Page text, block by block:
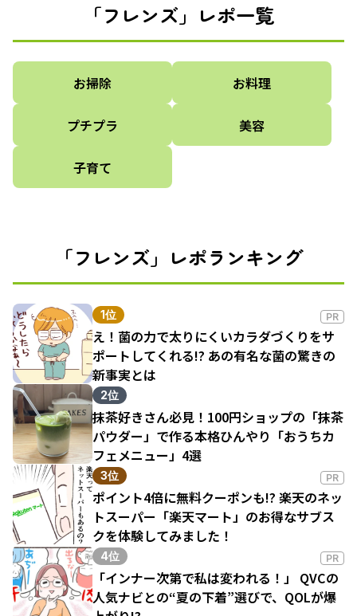
「フレンズ」レポ一覧
お掃除 お料理
プチプラ 美容
子育て
「フレンズ」レポランキング
1位 PR
え！菌の力で太りにくいカラダづくりをサ
ポートしてくれる!? あの有名な菌の驚きの
新事実とは
2位
抹茶好きさん必見！100円ショップの「抹茶
パウダー」で作る本格ひんやり「おうちカ
フェメニュー」4選
3位 PR
ポイント4倍に無料クーポンも!? 楽天のネッ
トスーパー「楽天マート」のお得なサブス
クを体験してみました！
4位 PR
「インナー次第で私は変われる！」 QVCの
人気ナビとの“夏の下着”選びで、QOLが爆